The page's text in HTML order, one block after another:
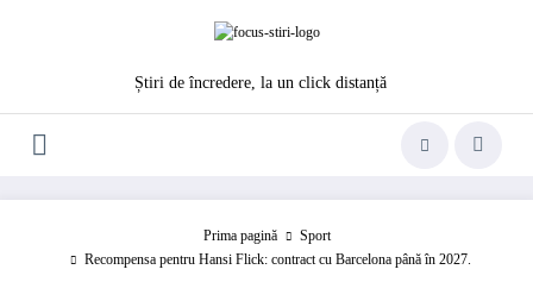
Știri de încredere, la un click distanță
Prima pagină
Sport
Recompensa pentru Hansi Flick: contract cu Barcelona până în 2027.